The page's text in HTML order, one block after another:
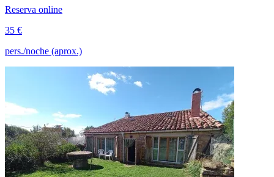
Reserva online
35 €
pers./noche (aprox.)